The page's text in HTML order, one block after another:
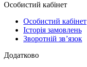
Особистий кабінет
Особистий кабінет
Історія замовлень
Зворотній зв’язок
Додатково